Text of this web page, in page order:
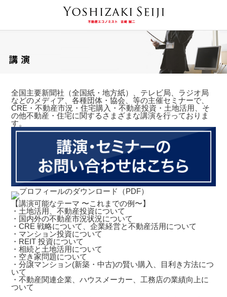
全国主要新聞社（全国紙・地方紙）、テレビ局、ラジオ局
などのメディア、各種団体・協会、等の主催セミナーで、
CRE・不動産市況・住宅購入・不動産投資・土地活用、そ
の他不動産・住宅に関するさまざまな講演を行っておりま
す。
【講演可能なテーマ 〜これまでの例〜】
・土地活用、不動産投資について
・国内外の不動産市況状況について
・CRE 戦略について、企業経営と不動産活用について
・マンション投資について
・REIT 投資について
・相続と土地活用について
・空き家問題について
・分譲マンション(新築・中古)の賢い購入、目利き方法につ
いて
・不動産関連企業、ハウスメーカー、工務店の業績向上に
ついて